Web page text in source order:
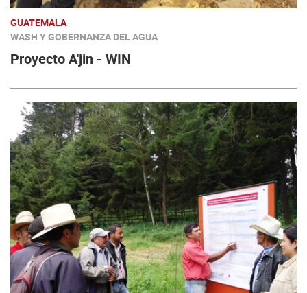
GUATEMALA
WASH Y GOBERNANZA DEL AGUA
Proyecto A'jin - WIN